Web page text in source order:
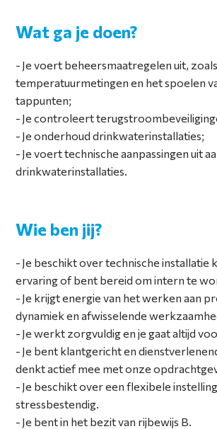
Wat ga je doen?
Je voert beheersmaatregelen uit, zoals
temperatuurmetingen en het spoelen
tappunten;
Je controleert
Je onderhoud drinkwaterinstallaties;
Je voert technische aanpassingen uit
drinkwaterinstallaties.
Wie ben jij?
Je beschikt over technische installatie
ervaring of bent bereid om intern te
Je krijgt energie van het werken aan
dynamiek en afwisselende
Je werkt zorgvuldig en je gaat altijd
Je bent klantgericht en
denkt actief mee met onze
Je beschikt over een flexibele
stressbestendig.
Je bent in het bezit van rijbewijs B.